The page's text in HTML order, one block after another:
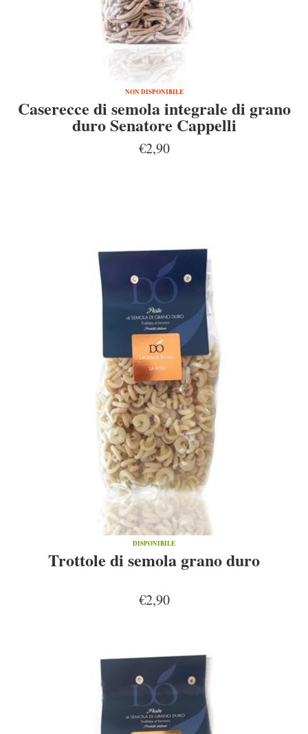
NON DISPONIBILE
Caserecce di semola integrale di grano
duro Senatore Cappelli
€2,90
DISPONIBILE
Trottole di semola grano duro
€2,90